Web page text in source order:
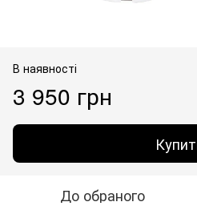
В наявності
3 950 грн
До обраного